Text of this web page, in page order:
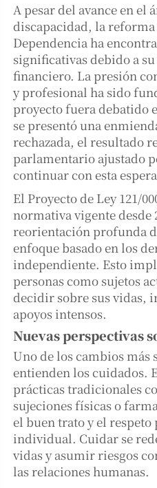
A pesar del avance en el
discapacidad, la reforma
Dependencia ha
significativas debido a
financiero. La presión
y profesional ha sido
proyecto fuera debatido
se presentó una
rechazada, el resultado
parlamentario ajustado
continuar con esta
El Proyecto de Ley 121/
normativa vigente desde
reorientación profunda
enfoque basado en los
independiente. Esto
personas como sujetos
decidir sobre sus vidas,
apoyos intensos.
Nuevas perspectivas
Uno de los cambios más
entienden los cuidados.
prácticas tradicionales
sujeciones físicas o
el buen trato y el
individual. Cuidar se
vidas y asumir riesgos
las relaciones humanas.